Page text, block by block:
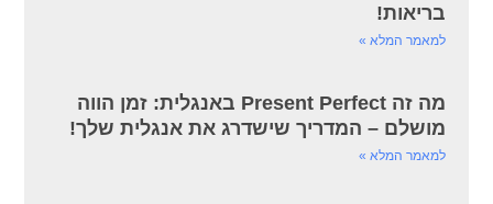
בריאות!
למאמר המלא »
מה זה Present Perfect באנגלית: זמן הווה
מושלם – המדריך שישדרג את אנגלית שלך!
למאמר המלא »